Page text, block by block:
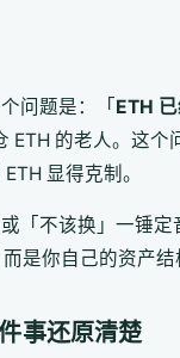
问题是：「 ETH
ETH 的老人。这
显得克制。
「不该换」一锤定
是你自己的资产
事还原清楚